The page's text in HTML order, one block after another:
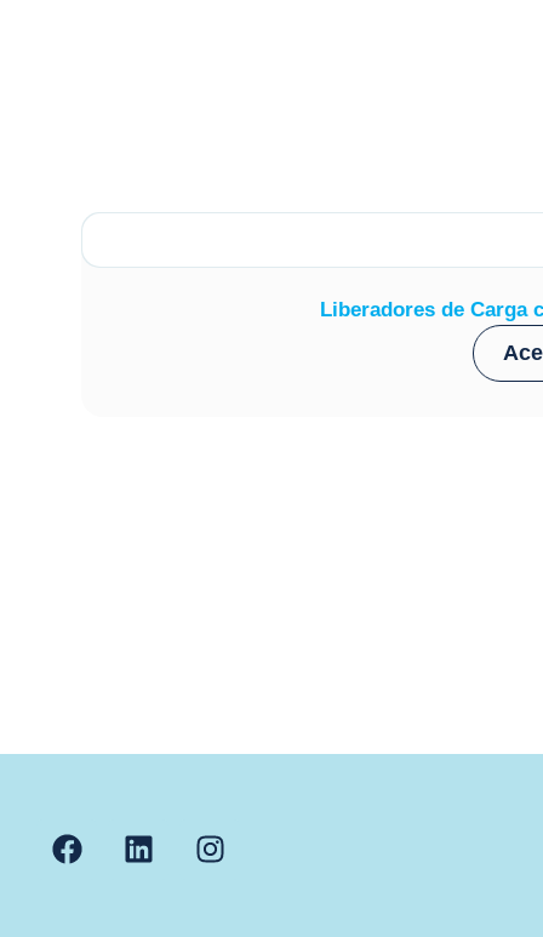
Liberadores de Carga